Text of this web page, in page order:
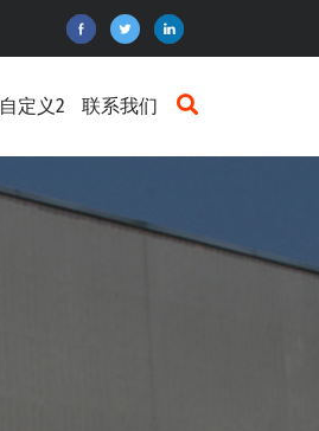
自定义2 联系我们